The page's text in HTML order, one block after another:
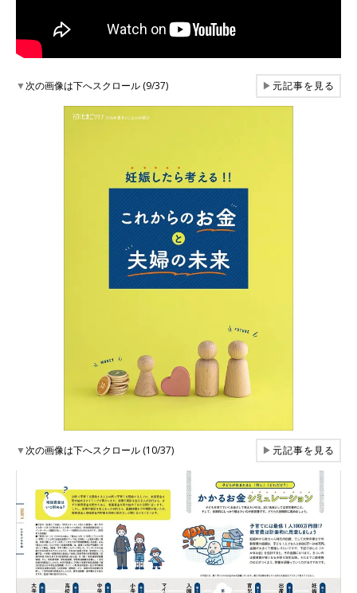
▼次の画像は下へスクロール (9/37) ▶元記事を見る
▼次の画像は下へスクロール (10/37) ▶元記事を見る